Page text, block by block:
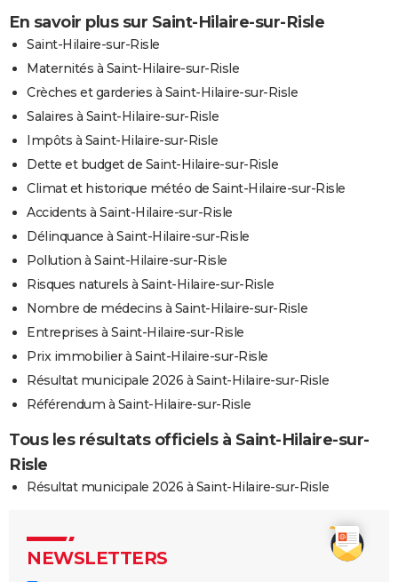
En savoir plus sur Saint-Hilaire-sur-Risle
Saint-Hilaire-sur-Risle
Maternités à Saint-Hilaire-sur-Risle
Crèches et garderies à Saint-Hilaire-sur-Risle
Salaires à Saint-Hilaire-sur-Risle
Impôts à Saint-Hilaire-sur-Risle
Dette et budget de Saint-Hilaire-sur-Risle
Climat et historique météo de Saint-Hilaire-sur-Risle
Accidents à Saint-Hilaire-sur-Risle
Délinquance à Saint-Hilaire-sur-Risle
Pollution à Saint-Hilaire-sur-Risle
Risques naturels à Saint-Hilaire-sur-Risle
Nombre de médecins à Saint-Hilaire-sur-Risle
Entreprises à Saint-Hilaire-sur-Risle
Prix immobilier à Saint-Hilaire-sur-Risle
Résultat municipale 2026 à Saint-Hilaire-sur-Risle
Référendum à Saint-Hilaire-sur-Risle
Tous les résultats officiels à Saint-Hilaire-sur-
Risle
Résultat municipale 2026 à Saint-Hilaire-sur-Risle
NEWSLETTERS